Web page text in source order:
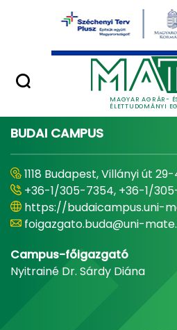
Ugrás a fő tartalomhoz
MAGYAR AGRÁR-
ÉLETTUDOMÁNYI
Minőségügy
Home -
BUDAI CAMPUS
1118 Budapest, Villányi út 29-
+36-1/305-7354, +36-1/
https://budaicampus.uni-
foigazgato.buda@uni-
Campus-főigazgató
Nyitrainé Dr. Sárdy Diána